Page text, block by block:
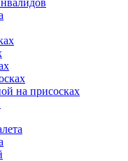
на присосках